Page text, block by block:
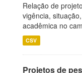
Relação de
vigência,
acadêmica no
CSV
Projetos de